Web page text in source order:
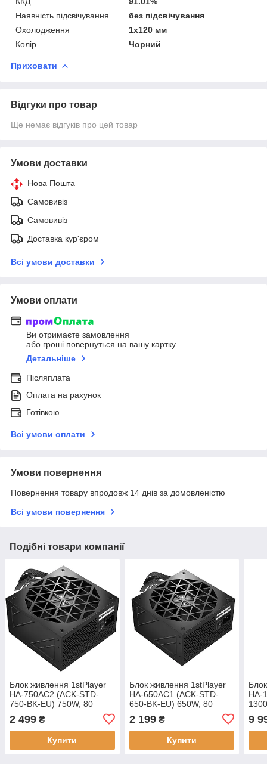
Наявність підсвічування
без підсвічування
Охолодження
1х120 мм
Колір
Чорний
Приховати
Відгуки про товар
Ще немає відгуків про цей товар
Умови доставки
Нова Пошта
Самовивіз
Самовивіз
Доставка кур'єром
Всі умови доставки
Умови оплати
Ви отримаєте замовлення
або гроші повернуться на вашу картку
Детальніше
Післяплата
Оплата на рахунок
Готівкою
Всі умови оплати
Умови повернення
Повернення товару впродовж 14 днів за домовленістю
Всі умови повернення
Подібні товари компанії
Блок живлення 1stPlayer
HA-750AC2 (ACK-STD-
750-BK-EU) 750W, 80
2 499 ₴
Купити
Блок живлення 1stPlayer
HA-650AC1 (ACK-STD-
650-BK-EU) 650W, 80
2 199₴
Купити
HA-
9